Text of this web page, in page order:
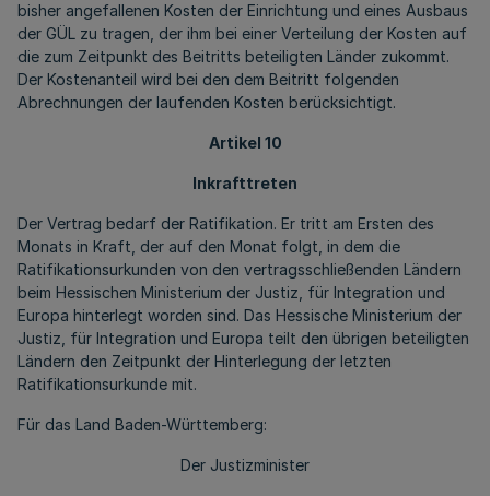
bisher angefallenen Kosten der Einrichtung und eines Ausbaus
der GÜL zu tragen, der ihm bei einer Verteilung der Kosten auf
die zum Zeitpunkt des Beitritts beteiligten Länder zukommt.
Der Kostenanteil wird bei den dem Beitritt folgenden
Abrechnungen der laufenden Kosten berücksichtigt.
Artikel 10
Inkrafttreten
Der Vertrag bedarf der Ratifikation. Er tritt am Ersten des
Monats in Kraft, der auf den Monat folgt, in dem die
Ratifikationsurkunden von den vertragsschließenden Ländern
beim Hessischen Ministerium der Justiz, für Integration und
Europa hinterlegt worden sind. Das Hessische Ministerium der
Justiz, für Integration und Europa teilt den übrigen beteiligten
Ländern den Zeitpunkt der Hinterlegung der letzten
Ratifikationsurkunde mit.
Für das Land Baden-Württemberg:
Der Justizminister